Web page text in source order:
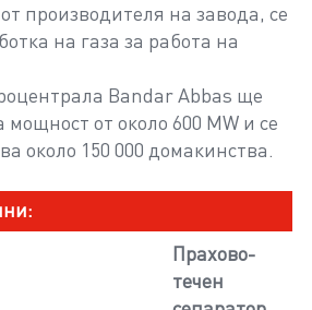
производителя на завода, се
на газа за работа на
Bandar Abbas ще
мощност от около 600 MW и се
около 150 000 домакинства.
Прахово-
течен